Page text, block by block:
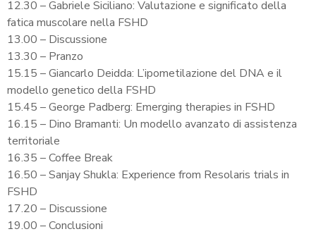
12.30 – Gabriele Siciliano: Valutazione e significato della
fatica muscolare nella FSHD
13.00 – Discussione
13.30 – Pranzo
15.15 – Giancarlo Deidda: L’ipometilazione del DNA e il
modello genetico della FSHD
15.45 – George Padberg: Emerging therapies in FSHD
16.15 – Dino Bramanti: Un modello avanzato di assistenza
territoriale
16.35 – Coffee Break
16.50 – Sanjay Shukla: Experience from Resolaris trials in
FSHD
17.20 – Discussione
19.00 – Conclusioni